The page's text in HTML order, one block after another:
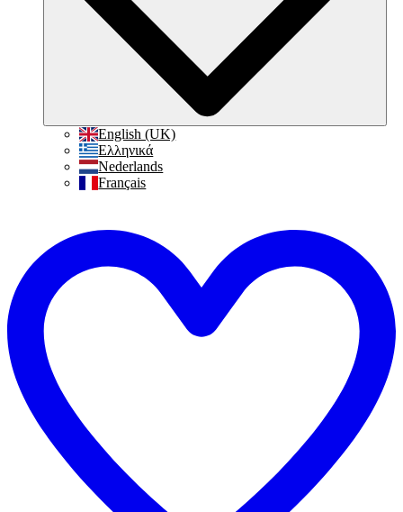
English (UK)
Ελληνικά
Nederlands
Français